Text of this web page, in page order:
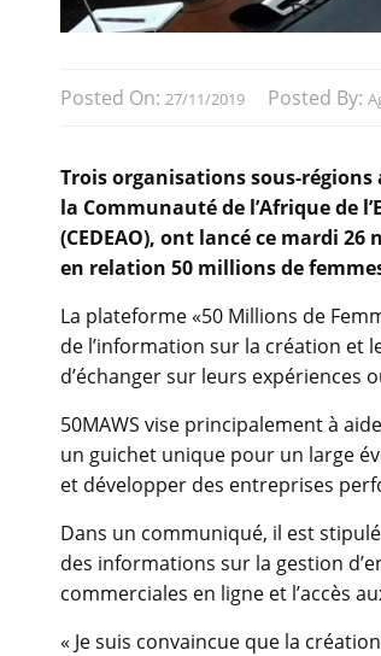
Posted On: 27/11/2019 Posted By:
Trois organisations sous-régions
la Communauté de l’Afrique de
(CEDEAO), ont lancé ce mardi
en relation 50 millions de
La plateforme «50 Millions de
de l’information sur la création et
d’échanger sur leurs expériences
50MAWS vise principalement à
un guichet unique pour un large
et développer des entreprises
Dans un communiqué, il est
des informations sur la gestion
commerciales en ligne et l’accès
« Je suis convaincue que la